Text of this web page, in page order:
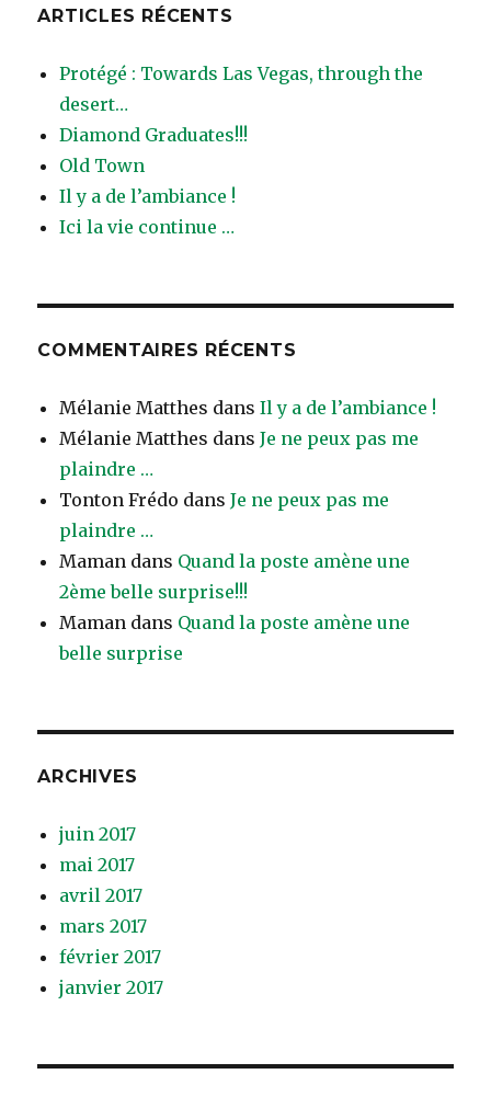
ARTICLES RÉCENTS
Protégé : Towards Las Vegas, through the
desert…
Diamond Graduates!!!
Old Town
Il y a de l’ambiance !
Ici la vie continue …
COMMENTAIRES RÉCENTS
Mélanie Matthes dansIl y a de l’ambiance !
Mélanie Matthes dansJe ne peux pas me
plaindre …
Tonton Frédo dansJe ne peux pas me
plaindre …
Maman dans Quand la poste amène une
2ème belle surprise!!!
Maman dans Quand la poste amène une
belle surprise
ARCHIVES
juin 2017
mai 2017
avril 2017
mars 2017
février 2017
janvier 2017